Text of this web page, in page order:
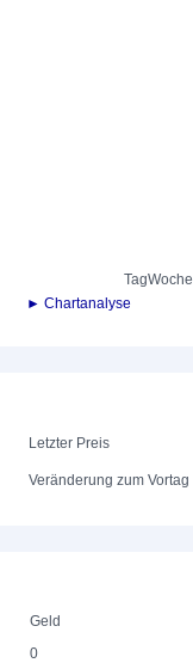
TagWoche
► Chartanalyse
Letzter Preis
Veränderung zum Vortag
Geld
0